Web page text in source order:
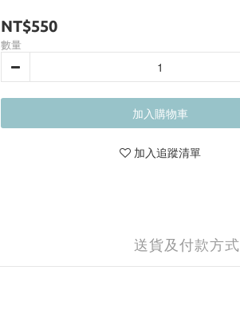
NT$550
數量
加入購物車
加入追蹤清單
送貨及付款方式